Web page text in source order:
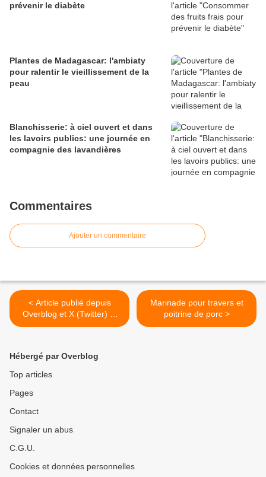
prévenir le diabète
Plantes de Madagascar: l'ambiaty
pour ralentir le vieillissement de la
peau
Blanchisserie: à ciel ouvert et dans
les lavoirs publics: une journée en
compagnie des lavandières
Commentaires
Ajouter un commentaire
< Article publié depuis
Overblog et X (Twitter) et
Facebook et LK
Marinade pour travers et
poitrine de porc >
Hébergé par Overblog
Top articles
Pages
Contact
Signaler un abus
C.G.U.
Cookies et données personnelles